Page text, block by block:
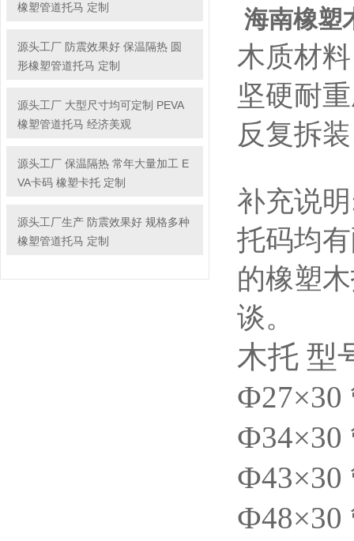
橡塑管道托马 定制
源头工厂 防震效果好 保温隔热 圆
形橡塑管道托马 定制
源头工厂 大型尺寸均可定制 PEVA
橡塑管道托马 经济美观
源头工厂 保温隔热 常年大量加工 E
VA卡码 橡塑卡托 定制
源头工厂生产 防震效果好 规格多种
橡塑管道托马 定制
海南橡塑
木质材
坚硬耐
反复拆
补充说
托码均
的橡塑
谈。
木托 型
Ф27×30
Ф34×30
Ф43×30
Ф48×30